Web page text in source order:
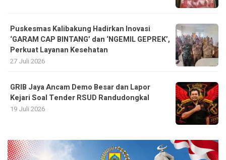
Puskesmas Kalibakung Hadirkan Inovasi
‘GARAM CAP BINTANG’ dan ‘NGEMIL GEPREK’,
Perkuat Layanan Kesehatan
27 Juli 2026
GRIB Jaya Ancam Demo Besar dan Lapor
Kejari Soal Tender RSUD Randudongkal
19 Juli 2026